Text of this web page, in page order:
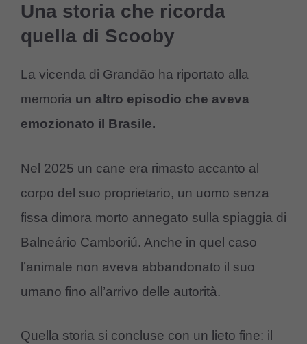
Una storia che ricorda
quella di Scooby
La vicenda di Grandão ha riportato alla
memoria un altro episodio che aveva
emozionato il Brasile.
Nel 2025 un cane era rimasto accanto al
corpo del suo proprietario, un uomo senza
fissa dimora morto annegato sulla spiaggia di
Balneário Camboriú. Anche in quel caso
l’animale non aveva abbandonato il suo
umano fino all’arrivo delle autorità.
Quella storia si concluse con un lieto fine: il